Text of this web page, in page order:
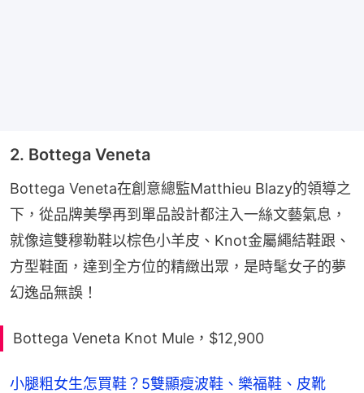
2. Bottega Veneta
Bottega Veneta在創意總監Matthieu Blazy的領導之
下，從品牌美學再到單品設計都注入一絲文藝氣息，
就像這雙穆勒鞋以棕色小羊皮、Knot金屬繩結鞋跟、
方型鞋面，達到全方位的精緻出眾，是時髦女子的夢
幻逸品無誤！
Bottega Veneta Knot Mule，$12,900
小腿粗女生怎買鞋？5雙顯瘦波鞋、樂福鞋、皮靴